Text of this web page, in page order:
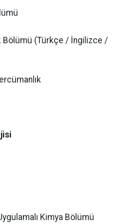
Bölümü (Türkçe / İngilizce /
Kimya Bölümü